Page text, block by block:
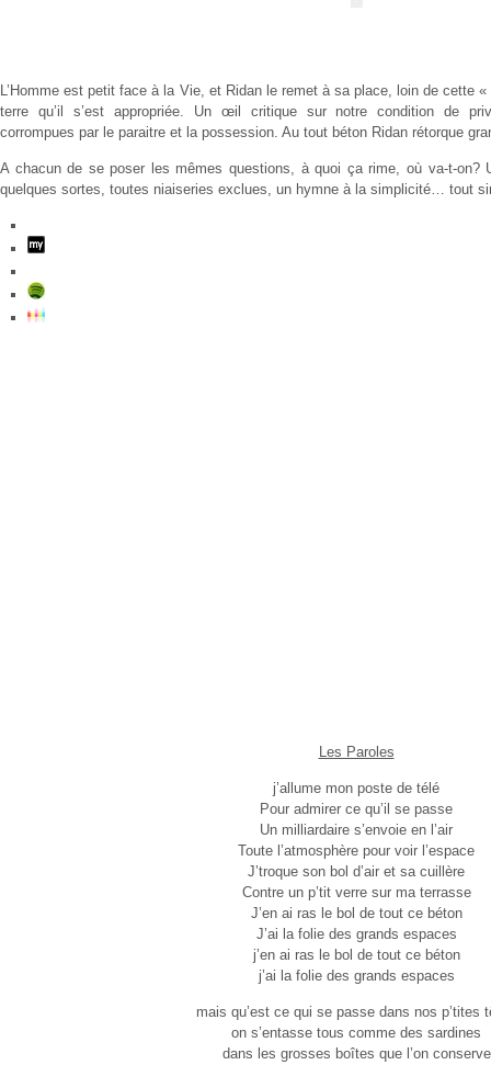
L’Homme est petit face à la Vie, et Ridan le remet à sa place, loin de cette «
terre qu’il s’est appropriée. Un œil critique sur notre condition de
corrompues par le paraitre et la possession. Au tout béton Ridan rétorque
A chacun de se poser les mêmes questions, à quoi ça rime, où va-t-on?
quelques sortes, toutes niaiseries exclues, un hymne à la simplicité… tout
Les Paroles
j’allume mon poste de télé
Pour admirer ce qu’il se passe
Un milliardaire s’envoie en l’air
Toute l’atmosphère pour voir l’espace
J’troque son bol d’air et sa cuillère
Contre un p’tit verre sur ma terrasse
J’en ai ras le bol de tout ce béton
J’ai la folie des grands espaces
j’en ai ras le bol de tout ce béton
j’ai la folie des grands espaces
mais qu’est ce qui se passe dans nos p’tites
on s’entasse tous comme des sardines
dans les grosses boîtes que l’on conserve